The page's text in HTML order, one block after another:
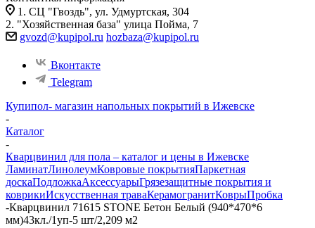
1. СЦ "Гвоздь", ул. Удмуртская, 304
2. "Хозяйственная база" улица Пойма, 7
gvozd@kupipol.ru hozbaza@kupipol.ru
Вконтакте
Telegram
Купипол- магазин напольных покрытий в Ижевске
-
Каталог
-
Кварцвинил для пола – каталог и цены в Ижевске
ЛаминатЛинолеумКовровые покрытияПаркетная
доскаПодложкаАксессуарыГрязезащитные покрытия и
коврикиИскусственная траваКерамогранитКоврыПробка
-Кварцвинил 71615 STONE Бетон Белый (940*470*6
мм)43кл./1уп-5 шт/2,209 м2